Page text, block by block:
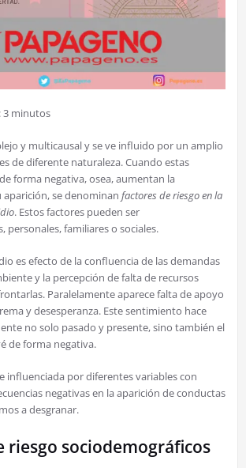
3 minutos
y multicausal y se ve influido por un amplio
de diferente naturaleza. Cuando estas
forma negativa, osea, aumentan la
se denominan factores de riesgo en la
. Estos factores pueden ser
personales, familiares o sociales.
es efecto de la confluencia de las demandas
y la percepción de falta de recursos
Paralelamente aparece falta de apoyo
y desesperanza. Este sentimiento hace
no solo pasado y presente, sino también el
de forma negativa.
influenciada por diferentes variables con
negativas en la aparición de conductas
a desgranar.
riesgo sociodemográficos